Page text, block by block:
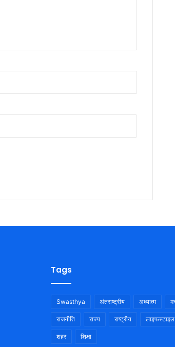
Tags
Swasthya अंतराष्ट्रीय अध्यात्म
राजनीति राज्य राष्ट्रीय लाइफस्टाइल
शहर शिक्षा